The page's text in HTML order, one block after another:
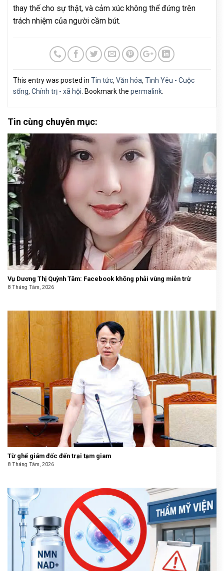
thay thế cho sự thật, và cảm xúc không thể đứng trên
trách nhiệm của người cầm bút.
This entry was posted in Tin tức, Văn hóa, Tình Yêu - Cuộc
sống, Chính trị - xã hội . Bookmark the permalink
Tin cùng chuyên mục:
Vụ Dương Thị Quỳnh Tâm: Facebook không phải vùng miễn trừ
8 Tháng Tám, 2026
Từ ghế giám đốc đến trại tạm giam
8 Tháng Tám, 2026